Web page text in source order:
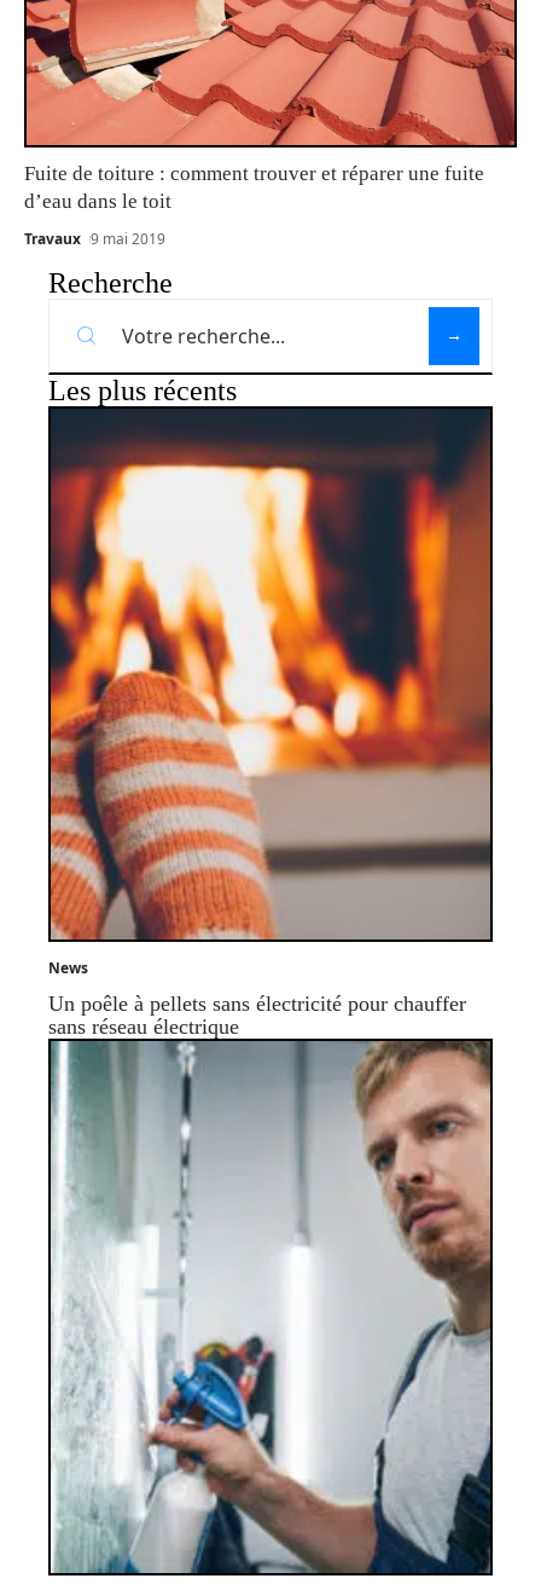
Fuite de toiture : comment trouver et réparer une fuite
d’eau dans le toit
Travaux 9 mai 2019
Recherche
Les plus récents
News
Un poêle à pellets sans électricité pour chauffer
sans réseau électrique